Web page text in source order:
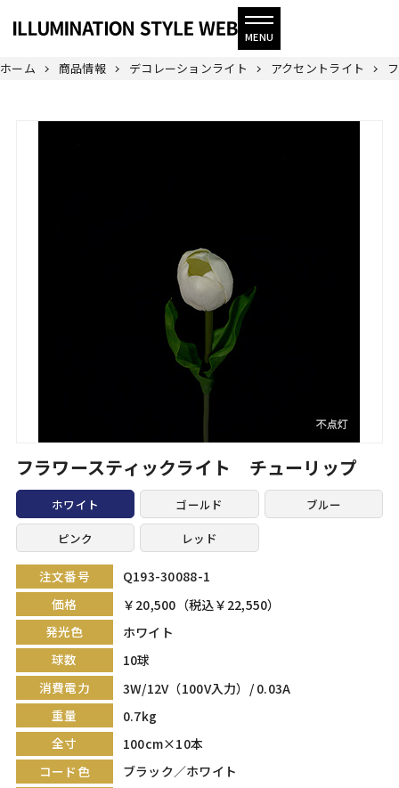
ホーム 商品情報 デコレーションライト アクセントライト
フラワースティックライト チューリップ
ホワイト ゴールド
ブルー
ピンク
レッド
注文番号
Q193-30088-1
価格
￥20,500（税込￥22,550）
発光色
ホワイト
球数
10球
消費電力
3W/12V（100V入力）/ 0.03A
重量
0.7kg
全寸
100cm×10本
コード色
ブラック／ホワイト